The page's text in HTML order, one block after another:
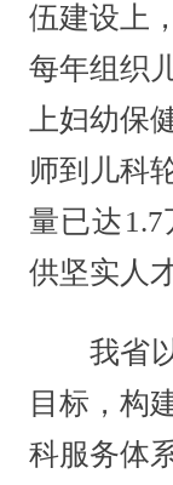
伍建设上
每年组织
上妇幼保
师到儿科
量已达
供坚实人
我省以“
目标，构
科服务体